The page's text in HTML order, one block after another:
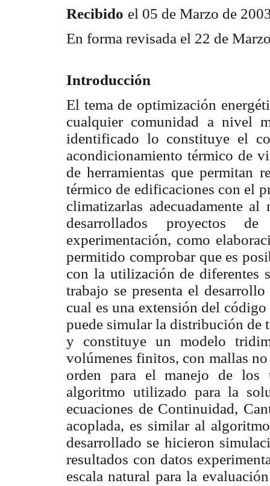
Recibido el 05 de Marzo de
En forma revisada el 22 de
Introducción
El tema de optimización
cualquier comunidad a nivel
identificado lo constituye el
acondicionamiento térmico de
de herramientas que permitan
térmico de edificaciones con el
climatizarlas adecuadamente
desarrollados proyectos
experimentación, como
permitido comprobar que es
con la utilización de diferentes
trabajo se presenta el
cual es una extensión del
puede simular la distribución de
y constituye un modelo
volúmenes finitos, con mallas
orden para el manejo de los
algoritmo utilizado para la
ecuaciones de Continuidad,
acoplada, es similar al
desarrollado se hicieron
resultados con datos
escala natural para la